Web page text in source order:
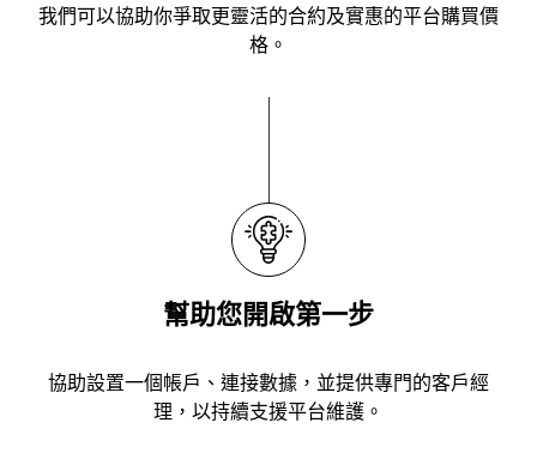
我們可以協助你爭取更靈活的合約及實惠的平台購買價
格。
幫助您開啟第一步
協助設置一個帳戶、連接數據，並提供專門的客戶經
理，以持續支援平台維護。